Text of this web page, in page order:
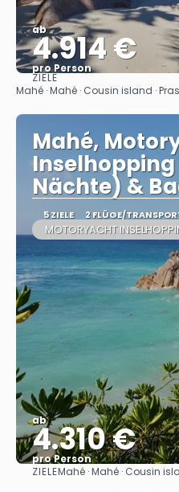
ab
4.914 €
pro Person
ZIELE
Mahé · Mahé · Cousin island ·
Mahé,
Nächte) &
5 ZIELE 2 FLÜGE/
MOTORYACHT
ab
4.310 €
pro Person
ZIELEMahé · Mahé · Cousin